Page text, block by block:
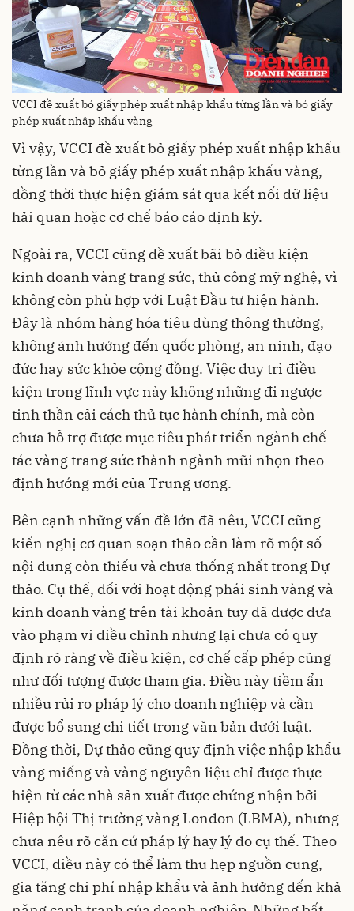
VCCI đề xuất bỏ giấy phép xuất nhập khẩu từng lần và bỏ giấy
phép xuất nhập khẩu vàng
Vì vậy, VCCI đề xuất bỏ giấy phép xuất nhập khẩu
từng lần và bỏ giấy phép xuất nhập khẩu vàng,
đồng thời thực hiện giám sát qua kết nối dữ liệu
hải quan hoặc cơ chế báo cáo định kỳ.
Ngoài ra, VCCI cũng đề xuất bãi bỏ điều kiện
kinh doanh vàng trang sức, thủ công mỹ nghệ, vì
không còn phù hợp với Luật Đầu tư hiện hành.
Đây là nhóm hàng hóa tiêu dùng thông thường,
không ảnh hưởng đến quốc phòng, an ninh, đạo
đức hay sức khỏe cộng đồng. Việc duy trì điều
kiện trong lĩnh vực này không những đi ngược
tinh thần cải cách thủ tục hành chính, mà còn
chưa hỗ trợ được mục tiêu phát triển ngành chế
tác vàng trang sức thành ngành mũi nhọn theo
định hướng mới của Trung ương.
Bên cạnh những vấn đề lớn đã nêu, VCCI cũng
kiến nghị cơ quan soạn thảo cần làm rõ một số
nội dung còn thiếu và chưa thống nhất trong Dự
thảo. Cụ thể, đối với hoạt động phái sinh vàng và
kinh doanh vàng trên tài khoản tuy đã được đưa
vào phạm vi điều chỉnh nhưng lại chưa có quy
định rõ ràng về điều kiện, cơ chế cấp phép cũng
như đối tượng được tham gia. Điều này tiềm ẩn
nhiều rủi ro pháp lý cho doanh nghiệp và cần
được bổ sung chi tiết trong văn bản dưới luật.
Đồng thời, Dự thảo cũng quy định việc nhập khẩu
vàng miếng và vàng nguyên liệu chỉ được thực
hiện từ các nhà sản xuất được chứng nhận bởi
Hiệp hội Thị trường vàng London (LBMA), nhưng
chưa nêu rõ căn cứ pháp lý hay lý do cụ thể. Theo
VCCI, điều này có thể làm thu hẹp nguồn cung,
gia tăng chi phí nhập khẩu và ảnh hưởng đến khả